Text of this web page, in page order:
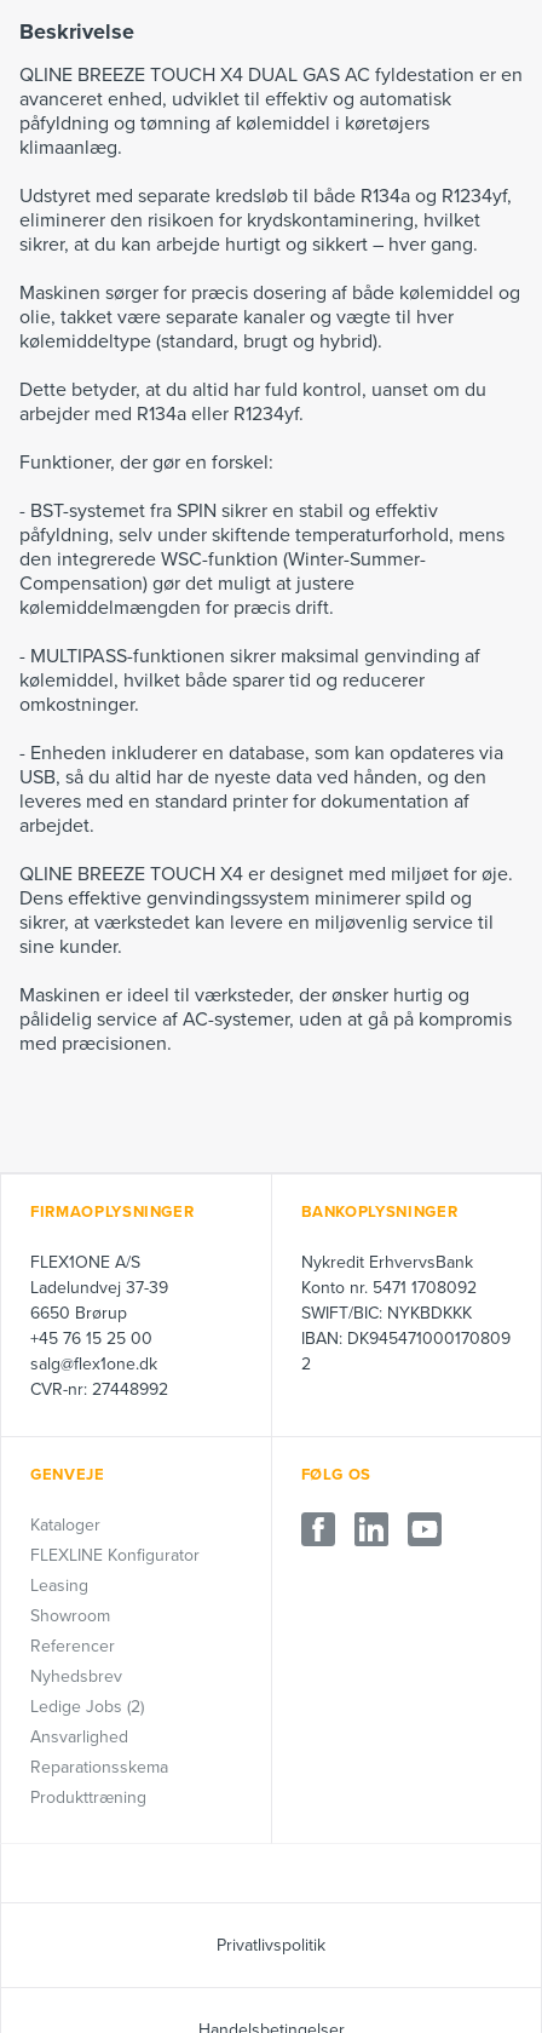
Beskrivelse
QLINE BREEZE TOUCH X4 DUAL GAS AC fyldestation er en
avanceret enhed, udviklet til effektiv og automatisk
påfyldning og tømning af kølemiddel i køretøjers
klimaanlæg.
Udstyret med separate kredsløb til både R134a og R1234yf,
eliminerer den risikoen for krydskontaminering, hvilket
sikrer, at du kan arbejde hurtigt og sikkert – hver gang.
Maskinen sørger for præcis dosering af både kølemiddel og
olie, takket være separate kanaler og vægte til hver
kølemiddeltype (standard, brugt og hybrid).
Dette betyder, at du altid har fuld kontrol, uanset om du
arbejder med R134a eller R1234yf.
Funktioner, der gør en forskel:
- BST-systemet fra SPIN sikrer en stabil og effektiv
påfyldning, selv under skiftende temperaturforhold, mens
den integrerede WSC-funktion (Winter-Summer-
Compensation) gør det muligt at justere
kølemiddelmængden for præcis drift.
- MULTIPASS-funktionen sikrer maksimal genvinding af
kølemiddel, hvilket både sparer tid og reducerer
omkostninger.
- Enheden inkluderer en database, som kan opdateres via
USB, så du altid har de nyeste data ved hånden, og den
leveres med en standard printer for dokumentation af
arbejdet.
QLINE BREEZE TOUCH X4 er designet med miljøet for øje.
Dens effektive genvindingssystem minimerer spild og
sikrer, at værkstedet kan levere en miljøvenlig service til
sine kunder.
Maskinen er ideel til værksteder, der ønsker hurtig og
pålidelig service af AC-systemer, uden at gå på kompromis
med præcisionen.
FIRMAOPLYSNINGER
FLEX1ONE A/S
Ladelundvej 37-39
6650 Brørup
+45 76 15 25 00
salg@flex1one.dk
CVR-nr: 27448992
BANKOPLYSNINGER
Nykredit ErhvervsBank
Konto nr. 5471 1708092
SWIFT/BIC: NYKBDKKK
IBAN: DK945471000170809
2
GENVEJE
Kataloger
FLEXLINE Konfigurator
Leasing
Showroom
Referencer
Nyhedsbrev
Ledige Jobs (2)
Ansvarlighed
Reparationsskema
Produkttræning
FØLG OS
Privatlivspolitik